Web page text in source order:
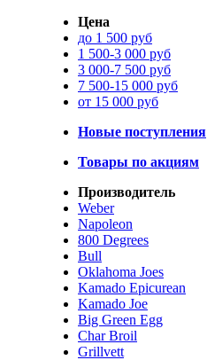
Цена
до 1 500 руб
1 500-3 000 руб
3 000-7 500 руб
7 500-15 000 руб
от 15 000 руб
Новые поступления
Товары по акциям
Производитель
Weber
Napoleon
800 Degrees
Bull
Oklahoma Joes
Kamado Epicurean
Kamado Joe
Big Green Egg
Char Broil
Grillvett